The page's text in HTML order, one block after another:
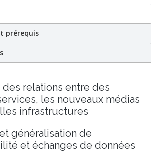
tab)
prérequis
des relations entre des
les nouveaux médias
infrastructures
généralisation de
et échanges de données